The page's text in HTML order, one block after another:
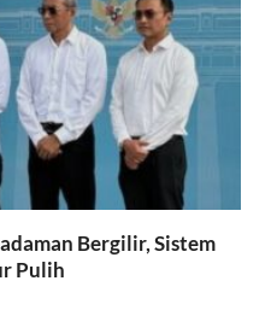
Bergilir, Sistem
Pulih